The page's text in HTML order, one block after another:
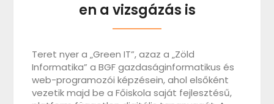
en a vizsgázás is
Teret nyer a „Green IT”, azaz a „Zöld
Informatika” a BGF gazdaságinformatikus és
web-programozói képzésein, ahol elsőként
vezetik majd be a Főiskola saját fejlesztésű,